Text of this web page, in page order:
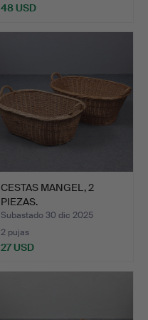
48 USD
CESTAS MANGEL, 2
PIEZAS.
Subastado 30 dic 2025
2 pujas
27 USD